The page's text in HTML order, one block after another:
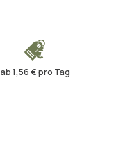
ab 1,56 € pro Tag